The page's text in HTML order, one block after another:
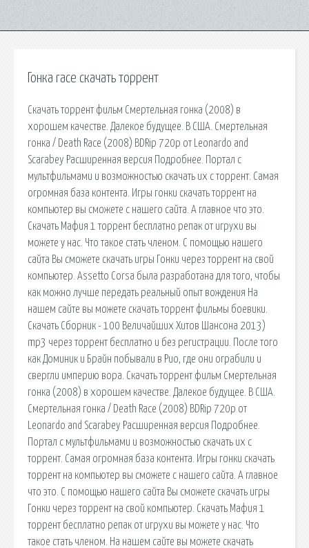
Гонка race скачать торрент
Скачать торрент фильм Смертельная гонка (2008) в
хорошем качестве. Далекое будущее. В США. Смертельная
гонка / Death Race (2008) BDRip 720p от Leonardo and
Scarabey Расширенная версия Подробнее. Портал с
мультфильмами и возможностью скачать их с торрент. Самая
огромная база контента. Игры гонки скачать торрент на
компьютер вы сможете с нашего сайта. А главное что это.
Скачать Мафия 1 торрент бесплатно репак от игрухи вы
можете у нас. Что такое стать членом. С помощью нашего
сайта Вы сможете скачать игры Гонки через торрент на свой
компьютер. Assetto Corsa была разработана для того, чтобы
как можно лучше передать реальный опыт вождения На
нашем сайте вы можете скачать торрент фильмы боевики.
Скачать Сборник - 100 Величайших Хитов Шансона 2013)
mp3 через торрент бесплатно и без регистрации. После того
как Доминик и Брайн побывали в Рио, где они ограбили и
свергли империю вора. Скачать торрент фильм Смертельная
гонка (2008) в хорошем качестве. Далекое будущее. В США.
Смертельная гонка / Death Race (2008) BDRip 720p от
Leonardo and Scarabey Расширенная версия Подробнее.
Портал с мультфильмами и возможностью скачать их с
торрент. Самая огромная база контента. Игры гонки скачать
торрент на компьютер вы сможете с нашего сайта. А главное
что это. С помощью нашего сайта Вы сможете скачать игры
Гонки через торрент на свой компьютер. Скачать Мафия 1
торрент бесплатно репак от игрухи вы можете у нас. Что
такое стать членом. На нашем сайте вы можете скачать